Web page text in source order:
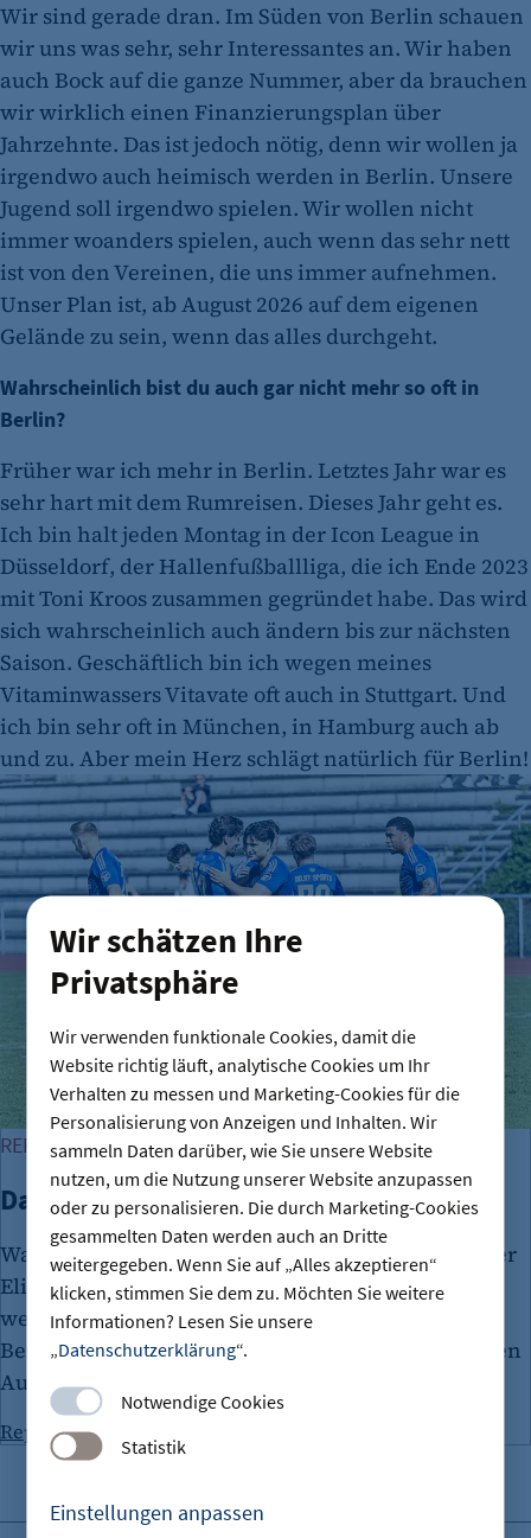
Wir schätzen Ihre
Privatsphäre
Wir verwenden funktionale Cookies, damit die
Website richtig läuft, analytische Cookies um Ihr
Verhalten zu messen und Marketing-Cookies für die
Personalisierung von Anzeigen und Inhalten. Wir
sammeln Daten darüber, wie Sie unsere Website
nutzen, um die Nutzung unserer Website anzupassen
oder zu personalisieren. Die durch Marketing-Cookies
gesammelten Daten werden auch an Dritte
weitergegeben. Wenn Sie auf „Alles akzeptieren“
klicken, stimmen Sie dem zu. Möchten Sie weitere
Informationen? Lesen Sie unsere
„Datenschutzerklärung“.
Notwendige Cookies
Statistik
Einstellungen anpassen
Wir sind gerade dran. Im Süden von Berlin schauen
wir uns was sehr, sehr Interessantes an. Wir haben
auch Bock auf die ganze Nummer, aber da brauchen
wir wirklich einen Finanzierungsplan über
Jahrzehnte. Das ist jedoch nötig, denn wir wollen ja
irgendwo auch heimisch werden in Berlin. Unsere
Jugend soll irgendwo spielen. Wir wollen nicht
immer woanders spielen, auch wenn das sehr nett
ist von den Vereinen, die uns immer aufnehmen.
Unser Plan ist, ab August 2026 auf dem eigenen
Gelände zu sein, wenn das alles durchgeht.
Wahrscheinlich bist du auch gar nicht mehr so oft in
Berlin?
Früher war ich mehr in Berlin. Letztes Jahr war es
sehr hart mit dem Rumreisen. Dieses Jahr geht es.
Ich bin halt jeden Montag in der Icon League in
Düsseldorf, der Hallenfußballliga, die ich Ende 2023
mit Toni Kroos zusammen gegründet habe. Das wird
sich wahrscheinlich auch ändern bis zur nächsten
Saison. Geschäftlich bin ich wegen meines
Vitaminwassers Vitavate oft auch in Stuttgart. Und
ich bin sehr oft in München, in Hamburg auch ab
und zu. Aber mein Herz schlägt natürlich für Berlin!
Reportage
REPORTAGE
Das Phänomen Elias Nerlich
Was hat den Berliner Unternehmer und Influencer
Elias Nerlich so groß gemacht, und wie geht es
weiter mit seinem Fußballverein Delay Sports?
Berliner Wirtschaft Online war dabei, als Delay den
Aufstieg perfekt gemacht hat.
Reportage